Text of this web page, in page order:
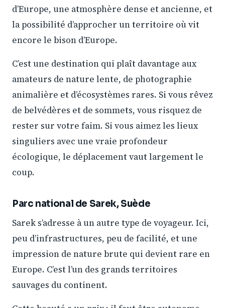
d’Europe, une atmosphère dense et ancienne, et
la possibilité d’approcher un territoire où vit
encore le bison d’Europe.
C’est une destination qui plaît davantage aux
amateurs de nature lente, de photographie
animalière et d’écosystèmes rares. Si vous rêvez
de belvédères et de sommets, vous risquez de
rester sur votre faim. Si vous aimez les lieux
singuliers avec une vraie profondeur
écologique, le déplacement vaut largement le
coup.
Parc national de Sarek, Suède
Sarek s’adresse à un autre type de voyageur. Ici,
peu d’infrastructures, peu de facilité, et une
impression de nature brute qui devient rare en
Europe. C’est l’un des grands territoires
sauvages du continent.